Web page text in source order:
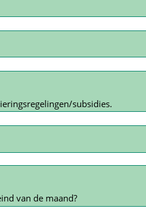
subsidies.
van de maand?